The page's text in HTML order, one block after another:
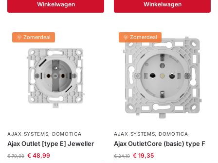
Winkelwagen Winkelwagen
🌞 Zomerdeal
AJAX SYSTEMS, DOMOTICA
Ajax Outlet [type E] Jeweller
€79,00 €48,99
🌞 Zomerdeal
AJAX SYSTEMS, DOMOTICA
Ajax OutletCore (basic) type F
€24,19 €19,35